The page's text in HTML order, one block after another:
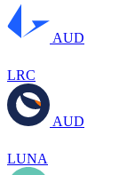
AUD
LRC
AUD
LUNA